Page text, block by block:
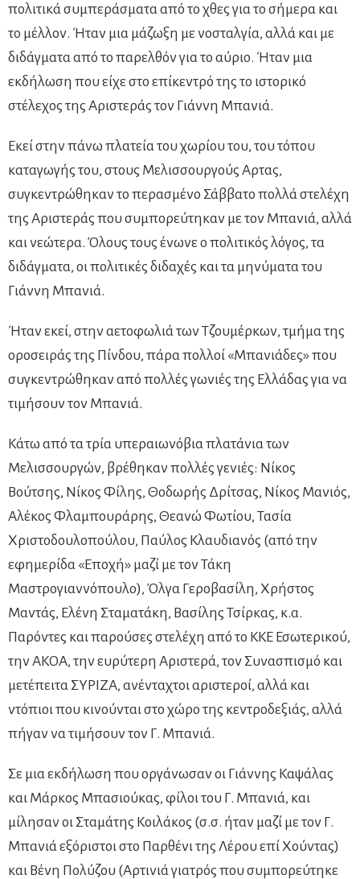
πολιτικά συμπεράσματα από το χθες για το σήμερα και
το μέλλον. Ήταν μια μάζωξη με νοσταλγία, αλλά και με
διδάγματα από το παρελθόν για το αύριο. Ήταν μια
εκδήλωση που είχε στο επίκεντρό της το ιστορικό
στέλεχος της Αριστεράς τον Γιάννη Μπανιά.
Εκεί στην πάνω πλατεία του χωρίου του, του τόπου
καταγωγής του, στους Μελισσουργούς Αρτας,
συγκεντρώθηκαν το περασμένο Σάββατο πολλά στελέχη
της Αριστεράς που συμπορεύτηκαν με τον Μπανιά, αλλά
και νεώτερα. Όλους τους ένωνε ο πολιτικός λόγος, τα
διδάγματα, οι πολιτικές διδαχές και τα μηνύματα του
Γιάννη Μπανιά.
Ήταν εκεί, στην αετοφωλιά των Τζουμέρκων, τμήμα της
οροσειράς της Πίνδου, πάρα πολλοί «Μπανιάδες» που
συγκεντρώθηκαν από πολλές γωνιές της Ελλάδας για να
τιμήσουν τον Μπανιά.
Κάτω από τα τρία υπεραιωνόβια πλατάνια των
Μελισσουργών, βρέθηκαν πολλές γενιές: Νίκος
Βούτσης, Νίκος Φίλης, Θοδωρής Δρίτσας, Νίκος Μανιός,
Αλέκος Φλαμπουράρης, Θεανώ Φωτίου, Τασία
Χριστοδουλοπούλου, Παύλος Κλαυδιανός (από την
εφημερίδα «Εποχή» μαζί με τον Τάκη
Μαστρογιαννόπουλο), Όλγα Γεροβασίλη, Χρήστος
Μαντάς, Ελένη Σταματάκη, Βασίλης Τσίρκας, κ.α.
Παρόντες και παρούσες στελέχη από το ΚΚΕ Εσωτερικού,
την ΑΚΟΑ, την ευρύτερη Αριστερά, τον Συνασπισμό και
μετέπειτα ΣΥΡΙΖΑ, ανένταχτοι αριστεροί, αλλά και
ντόπιοι που κινούνται στο χώρο της κεντροδεξιάς, αλλά
πήγαν να τιμήσουν τον Γ. Μπανιά.
Σε μια εκδήλωση που οργάνωσαν οι Γιάννης Καψάλας
και Μάρκος Μπασιούκας, φίλοι του Γ. Μπανιά, και
μίλησαν οι Σταμάτης Κοιλάκος (σ.σ. ήταν μαζί με τον Γ.
Μπανιά εξόριστοι στο Παρθένι της Λέρου επί Χούντας)
και Βένη Πολύζου (Αρτινιά γιατρός που συμπορεύτηκε